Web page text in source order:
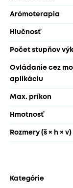
Arómoterapia
Hlučnosť
Počet stupňov
Ovládanie cez
aplikáciu
Max. príkon
Hmotnosť
Rozmery (š × h × v)
Kategórie